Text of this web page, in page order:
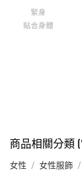
商品相關分類
女性 女性服飾